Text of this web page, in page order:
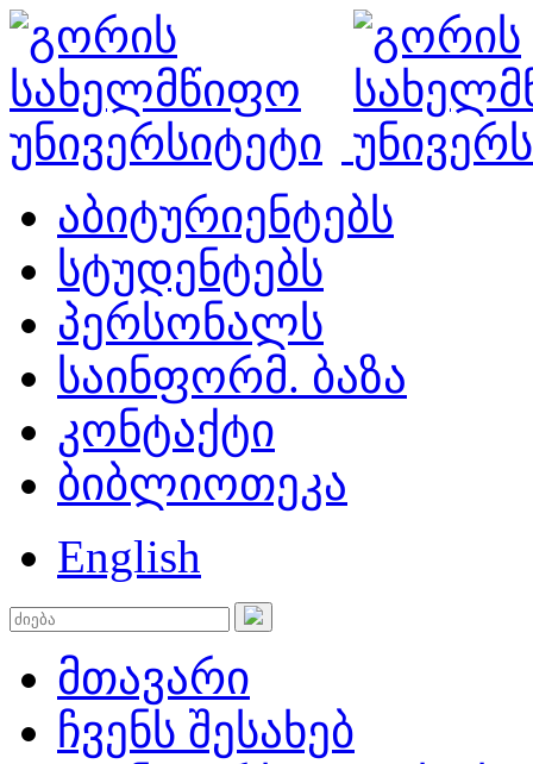
აბიტურიენტებს
სტუდენტებს
პერსონალს
საინფორმ. ბაზა
კონტაქტი
ბიბლიოთეკა
English
მთავარი
ჩვენს შესახებ